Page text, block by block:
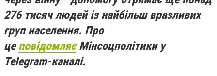
276 тисяч людей із найбільш вразливих
груп населення. Про
цеповідомляєМінсоцполітики у
Telegram-каналі.